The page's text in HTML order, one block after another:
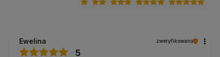
Dla osób, które chcą jednej maty na wszystkie style
praktyki, od spokojnej po dynamiczną.
Ewelina zweryfikowano
5